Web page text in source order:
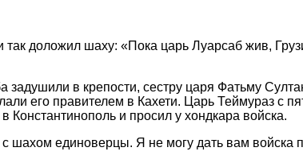
так доложил шаху: «Пока царь Луарсаб жив,
задушили в крепости, сестру царя Фатьму
его правителем в Кахети. Царь Теймураз с
Константинополь и просил у хондкара войска.
шахом единоверцы. Я не могу дать вам войска